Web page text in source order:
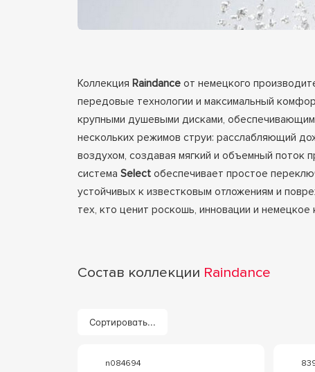
Коллекция Raindanceот немецкого
передовые технологии и максимальный
крупными душевыми дисками,
нескольких режимов струи: расслабляющий
воздухом, создавая мягкий и объемный поток
система Selectобеспечивает простое
устойчивых к известковым отложениям и
тех, кто ценит роскошь, инновации и немецкое
Состав коллекции Raindance
Сортировать...
n084694